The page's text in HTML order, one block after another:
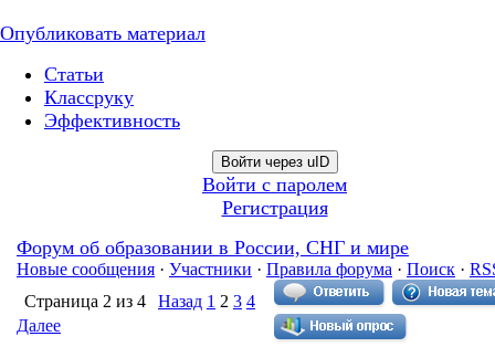
Опубликовать материал
Статьи
Классруку
Эффективность
Войти через uID
Войти с паролем
Регистрация
Форум об образовании в России, СНГ и мире
Новые сообщения · Участники · Правила форума · Поиск ·
Страница 2 из 4 Назад 1 2 3 4
Далее